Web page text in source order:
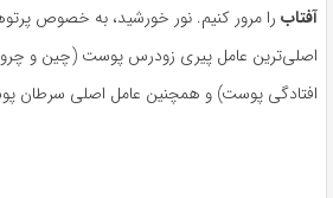
آفتاب
اصلی‌ترین عامل پیری زودرس پوست (چین و
افتادگی پوست) و همچنین عامل اصلی سرطان